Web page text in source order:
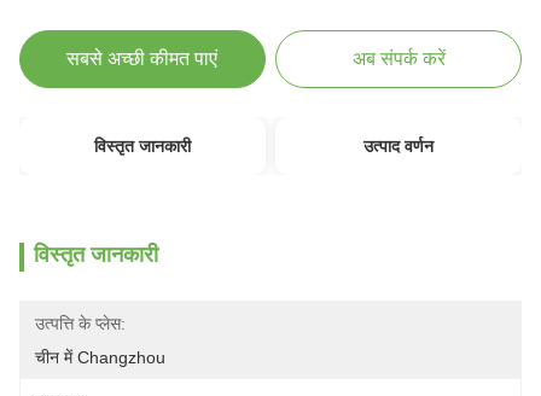
सबसे अच्छी कीमत पाएं अब संपर्क करें
विस्तृत जानकारी उत्पाद वर्णन
विस्तृत जानकारी
उत्पत्ति के प्लेस:
चीन में Changzhou